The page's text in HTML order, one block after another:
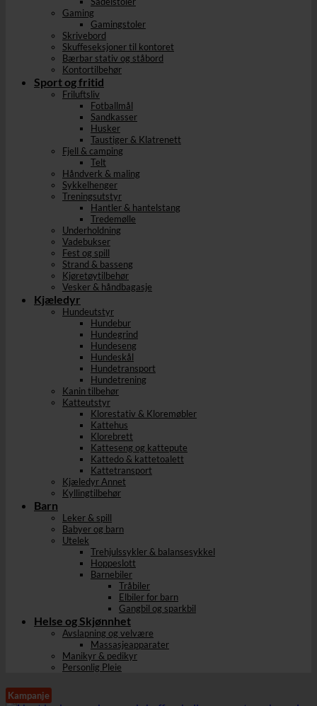
Gaming
Gamingstoler
Skrivebord
Skuffeseksjoner til kontoret
Bærbar stativ og ståbord
Kontortilbehør
Sport og fritid
Friluftsliv
Fotballmål
Sandkasser
Husker
Taustiger & Klatrenett
Fjell & camping
Telt
Håndverk & maling
Sykkelhenger
Treningsutstyr
Hantler & hantelstang
Tredemølle
Underholdning
Vadebukser
Fest og spill
Strand & basseng
Kjøretøytilbehør
Vesker & håndbagasje
Kjæledyr
Hundeutstyr
Hundebur
Hundegrind
Hundeseng
Hundeskål
Hundetransport
Hundetrening
Kanin tilbehør
Katteutstyr
Klorestativ & Kloremøbler
Kattehus
Klorebrett
Katteseng og kattepute
Kattedo & kattetoalett
Kattetransport
Kjæledyr Annet
Kyllingtilbehør
Barn
Leker & spill
Babyer og barn
Utelek
Trehjulssykler & balansesykkel
Hoppeslott
Barnebiler
Tråbiler
Elbiler for barn
Gangbil og sparkbil
Helse og Skjønnhet
Avslapning og velvære
Massasjeapparater
Manikyr & pedikyr
Personlig Pleie
Kampanje